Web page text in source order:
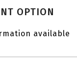
OPTION
available